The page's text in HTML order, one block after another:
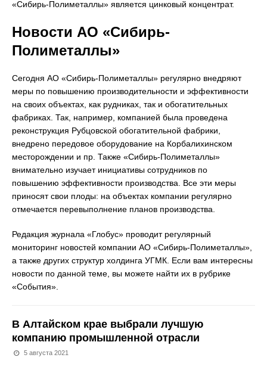
«Сибирь-Полиметаллы» является цинковый концентрат.
Новости АО «Сибирь-
Полиметаллы»
Сегодня АО «Сибирь-Полиметаллы» регулярно внедряют
меры по повышению производительности и эффективности
на своих объектах, как рудниках, так и обогатительных
фабриках. Так, например, компанией была проведена
реконструкция Рубцовской обогатительной фабрики,
внедрено передовое оборудование на Корбалихинском
месторождении и пр. Также «Сибирь-Полиметаллы»
внимательно изучает инициативы сотрудников по
повышению эффективности производства. Все эти меры
приносят свои плоды: на объектах компании регулярно
отмечается перевыполнение планов производства.
Редакция журнала «Глобус» проводит регулярный
мониторинг новостей компании АО «Сибирь-Полиметаллы»,
а также других структур холдинга УГМК. Если вам интересны
новости по данной теме, вы можете найти их в рубрике
«События».
В Алтайском крае выбрали лучшую
компанию промышленной отрасли
5 августа 2021